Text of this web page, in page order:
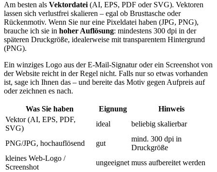
Am besten als Vektordatei (AI, EPS, PDF oder SVG). Vektoren
lassen sich verlustfrei skalieren – egal ob Brusttasche oder
Rückenmotiv. Wenn Sie nur eine Pixeldatei haben (JPG, PNG),
brauche ich sie in hoher Auflösung: mindestens 300 dpi in der
späteren Druckgröße, idealerweise mit transparentem Hintergrund
(PNG).
Ein winziges Logo aus der E-Mail-Signatur oder ein Screenshot von
der Website reicht in der Regel nicht. Falls nur so etwas vorhanden
ist, sage ich Ihnen das – und bereite das Motiv gegen Aufpreis auf
oder zeichnen es nach.
Was Sie haben Eignung
Hinweis
Vektor (AI, EPS, PDF,
SVG)
ideal beliebig skalierbar
PNG/JPG, hochauflösend gut
mind. 300 dpi in
Druckgröße
kleines Web-Logo /
Screenshot
ungeeignet muss aufbereitet werden